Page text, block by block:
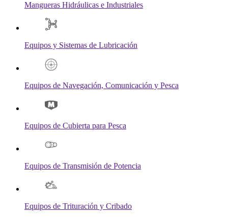
Mangueras Hidráulicas e Industriales
Equipos y Sistemas de Lubricación
Equipos de Navegación, Comunicación y Pesca
Equipos de Cubierta para Pesca
Equipos de Transmisión de Potencia
Equipos de Trituración y Cribado